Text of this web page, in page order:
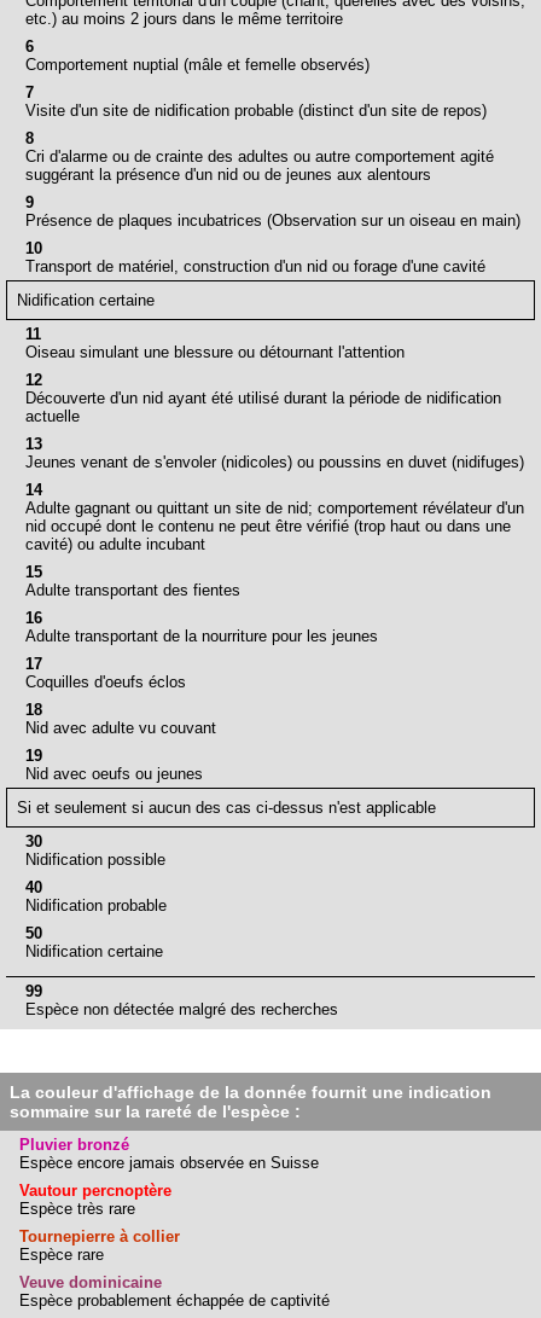
etc.) au moins 2 jours dans le même territoire
6
Comportement nuptial (mâle et femelle observés)
7
Visite d'un site de nidification probable (distinct d'un site de repos)
8
Cri d'alarme ou de crainte des adultes ou autre comportement agité
suggérant la présence d'un nid ou de jeunes aux alentours
9
Présence de plaques incubatrices (Observation sur un oiseau en main)
10
Transport de matériel, construction d'un nid ou forage d'une cavité
Nidification certaine
11
Oiseau simulant une blessure ou détournant l'attention
12
Découverte d'un nid ayant été utilisé durant la période de nidification
actuelle
13
Jeunes venant de s'envoler (nidicoles) ou poussins en duvet (nidifuges)
14
Adulte gagnant ou quittant un site de nid; comportement révélateur d'un
nid occupé dont le contenu ne peut être vérifié (trop haut ou dans une
cavité) ou adulte incubant
15
Adulte transportant des fientes
16
Adulte transportant de la nourriture pour les jeunes
17
Coquilles d'oeufs éclos
18
Nid avec adulte vu couvant
19
Nid avec oeufs ou jeunes
Si et seulement si aucun des cas ci-dessus n'est applicable
30
Nidification possible
40
Nidification probable
50
Nidification certaine
99
Espèce non détectée malgré des recherches
La couleur d'affichage de la donnée fournit une indication
sommaire sur la rareté de l'espèce :
Pluvier bronzé
Espèce encore jamais observée en Suisse
Vautour percnoptère
Espèce très rare
Tournepierre à collier
Espèce rare
Veuve dominicaine
Espèce probablement échappée de captivité